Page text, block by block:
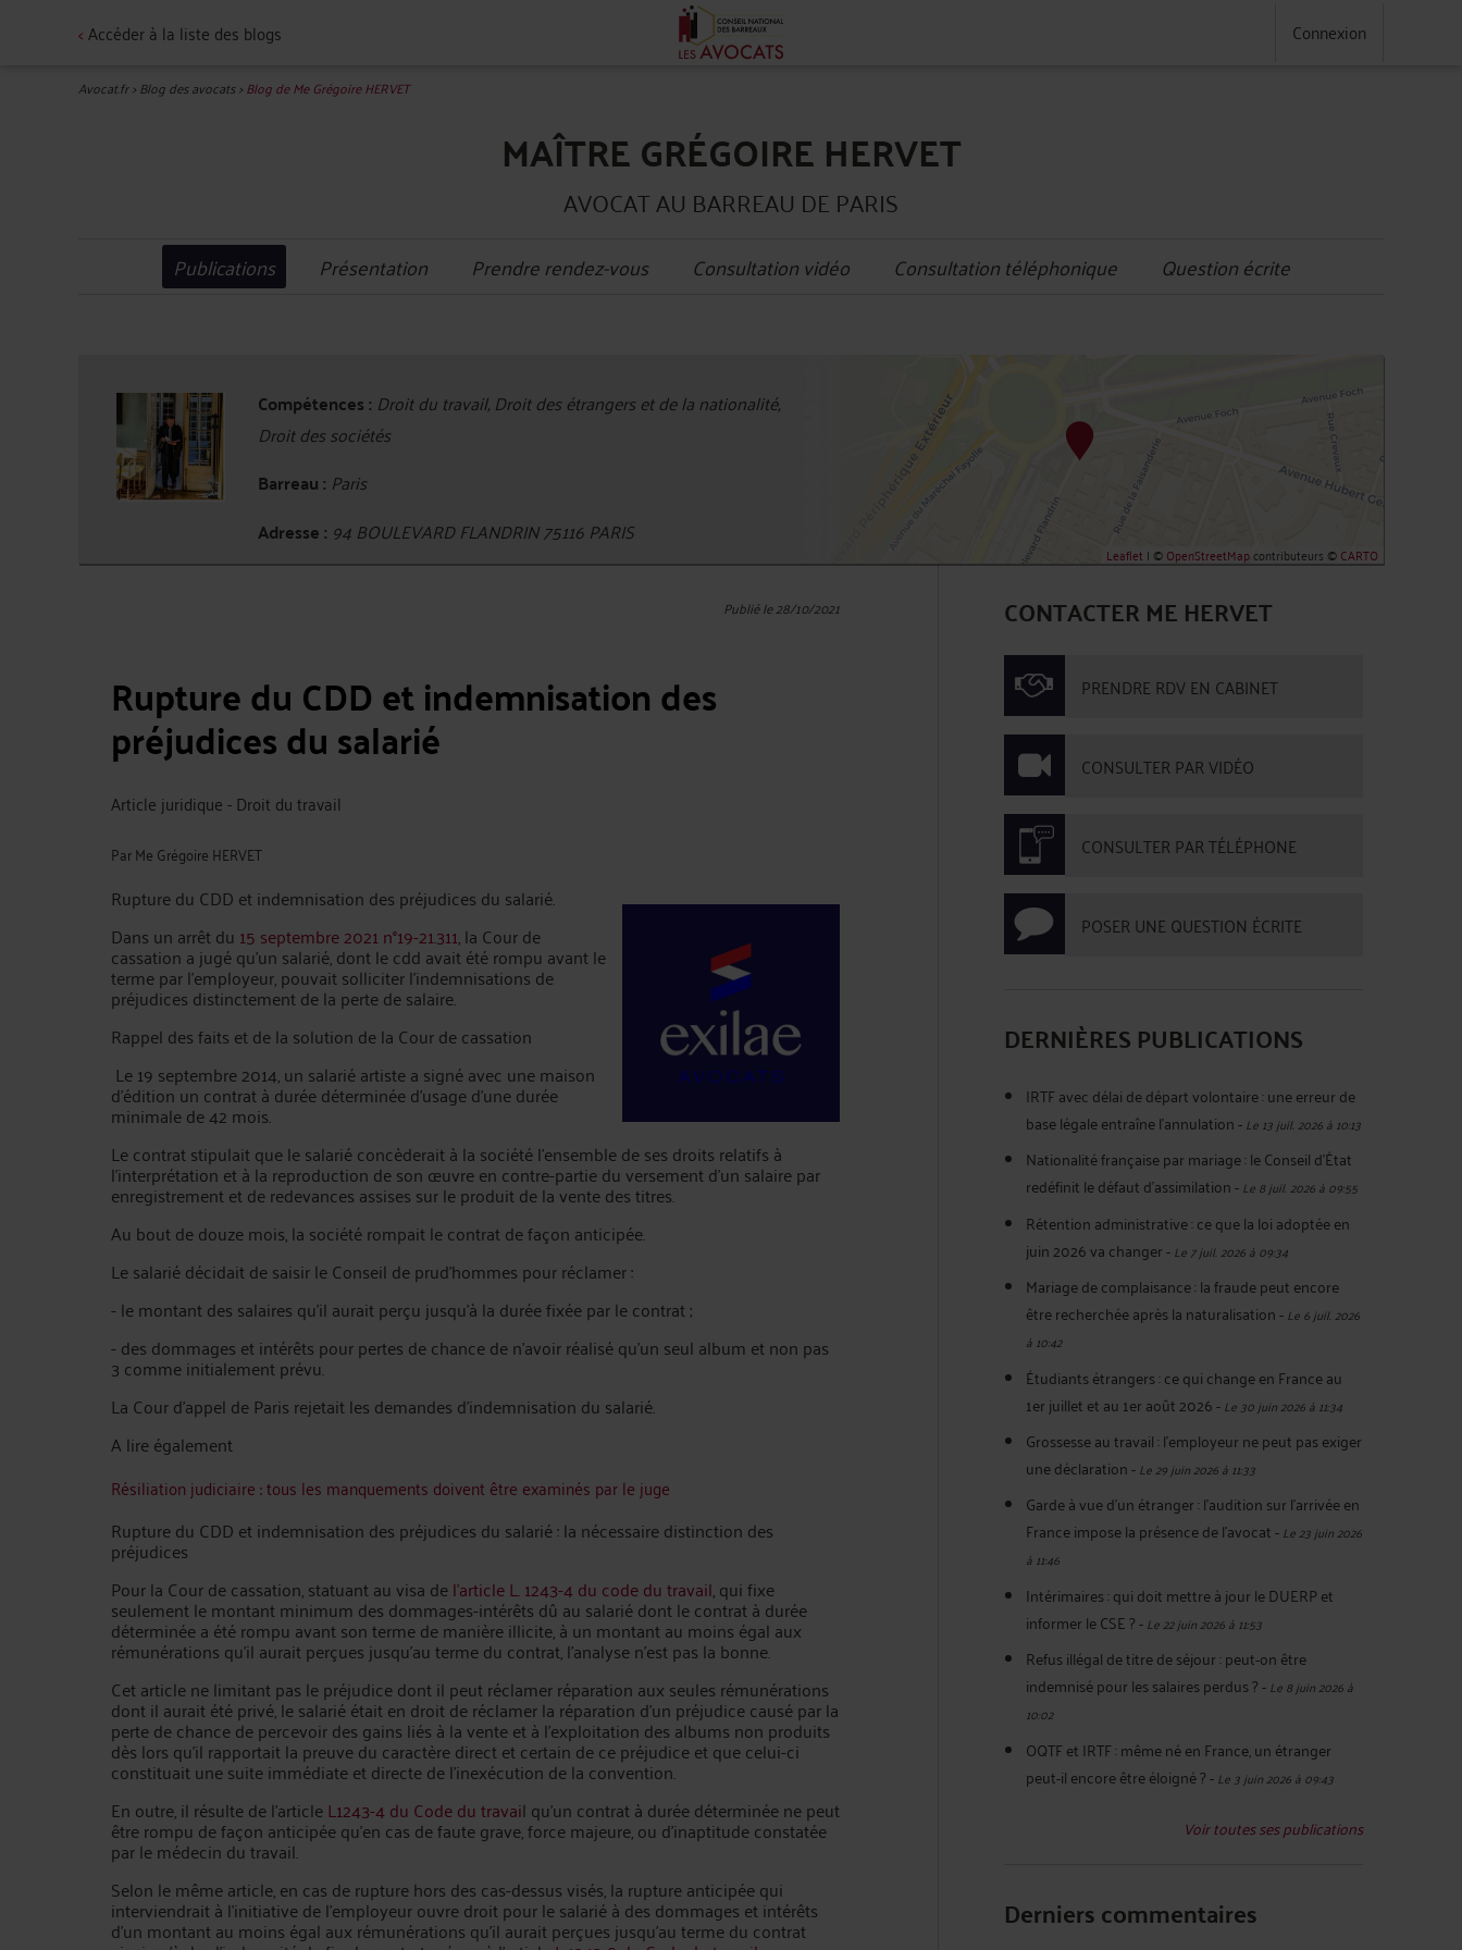
<Accéder à la liste des blogs Connexion
Avocat.fr>Blog des avocats>Blog de Me Grégoire HERVET
MAÎTRE GRÉGOIRE HERVET
AVOCAT AU BARREAU DE PARIS
Publications Présentation Prendre rendez-vous Consultation vidéo Consultation téléphonique Question écrite
Compétences : Droit du travail, Droit des étrangers et de la nationalité,
Droit des sociétés
Barreau : Paris
Adresse : 94 BOULEVARD FLANDRIN 75116 PARIS
Leaflet | ©OpenStreetMapcontributeurs ©CARTO
Publié le 28/10/2021
Rupture du CDD et indemnisation des
préjudices du salarié
Article juridique - Droit du travail
ParMe Grégoire HERVET
Rupture du CDD et indemnisation des préjudices du salarié.
Dans un arrêt du 15 septembre 2021 n°19-21.311, la Cour de
cassation a jugé qu'un salarié, dont le cdd avait été rompu avant le
terme par l’employeur, pouvait solliciter l’indemnisations de
préjudices distinctement de la perte de salaire.
Rappel des faits et de la solution de la Cour de cassation
Le 19 septembre 2014, un salarié artiste a signé avec une maison
d’édition un contrat à durée déterminée d’usage d’une durée
minimale de 42 mois.
Le contrat stipulait que le salarié concèderait à la société l’ensemble de ses droits relatifs à
l’interprétation et à la reproduction de son œuvre en contre-partie du versement d’un salaire par
enregistrement et de redevances assises sur le produit de la vente des titres.
Au bout de douze mois, la société rompait le contrat de façon anticipée.
Le salarié décidait de saisir le Conseil de prud’hommes pour réclamer :
- le montant des salaires qu’il aurait perçu jusqu’à la durée fixée par le contrat ;
- des dommages et intérêts pour pertes de chance de n’avoir réalisé qu’un seul album et non pas
3 comme initialement prévu.
La Cour d’appel de Paris rejetait les demandes d’indemnisation du salarié.
A lire également
Résiliation judiciaire : tous les manquements doivent être examinés par le juge
Rupture du CDD et indemnisation des préjudices du salarié : la nécessaire distinction des
préjudices
Pour la Cour de cassation, statuant au visa del’article L. 1243-4 du code du travail, qui fixe
seulement le montant minimum des dommages-intérêts dû au salarié dont le contrat à durée
déterminée a été rompu avant son terme de manière illicite, à un montant au moins égal aux
rémunérations qu’il aurait perçues jusqu’au terme du contrat, l'analyse n'est pas la bonne.
Cet article ne limitant pas le préjudice dont il peut réclamer réparation aux seules rémunérations
dont il aurait été privé, le salarié était en droit de réclamer la réparation d’un préjudice causé par la
perte de chance de percevoir des gains liés à la vente et à l’exploitation des albums non produits
dès lors qu’il rapportait la preuve du caractère direct et certain de ce préjudice et que celui-ci
constituait une suite immédiate et directe de l’inexécution de la convention.
En outre, il résulte de l’articleL1243-4 du Code du travail qu’un contrat à durée déterminée ne peut
être rompu de façon anticipée qu’en cas de faute grave, force majeure, ou d’inaptitude constatée
par le médecin du travail.
Selon le même article, en cas de rupture hors des cas-dessus visés, la rupture anticipée qui
interviendrait à l’initiative de l’employeur ouvre droit pour le salarié à des dommages et intérêts
d'un montant au moins égal aux rémunérations qu'il aurait perçues jusqu'au terme du contrat
CONTACTER ME HERVET
PRENDRE RDV EN CABINET
CONSULTER PAR VIDÉO
CONSULTER PAR TÉLÉPHONE
POSER UNE QUESTION ÉCRITE
DERNIÈRES PUBLICATIONS
IRTF avec délai de départ volontaire : une erreur de
base légale entraîne l’annulation-Le 13 juil. 2026 à 10:13
Nationalité française par mariage : le Conseil d’État
redéfinit le défaut d’assimilation-Le 8 juil. 2026 à 09:55
Rétention administrative : ce que la loi adoptée en
juin 2026 va changer-Le 7 juil. 2026 à 09:34
Mariage de complaisance : la fraude peut encore
être recherchée après la naturalisation-Le 6 juil. 2026
à 10:42
Étudiants étrangers : ce qui change en France au
1er juillet et au 1er août 2026-Le 30 juin 2026 à 11:34
Grossesse au travail : l’employeur ne peut pas exiger
une déclaration-Le 29 juin 2026 à 11:33
Garde à vue d’un étranger : l’audition sur l’arrivée en
France impose la présence de l’avocat-Le 23 juin 2026
à 11:46
Intérimaires : qui doit mettre à jour le DUERP et
informer le CSE ?-Le 22 juin 2026 à 11:53
Refus illégal de titre de séjour : peut-on être
indemnisé pour les salaires perdus ?-Le 8 juin 2026 à
10:02
OQTF et IRTF : même né en France, un étranger
peut-il encore être éloigné ?-Le 3 juin 2026 à 09:43
Voir toutes ses publications
Derniers commentaires